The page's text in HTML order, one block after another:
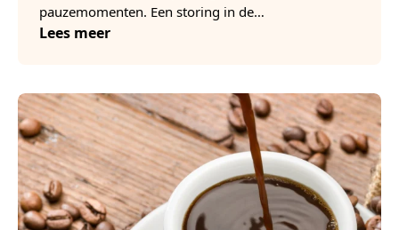
pauzemomenten. Een storing in de…
Lees meer